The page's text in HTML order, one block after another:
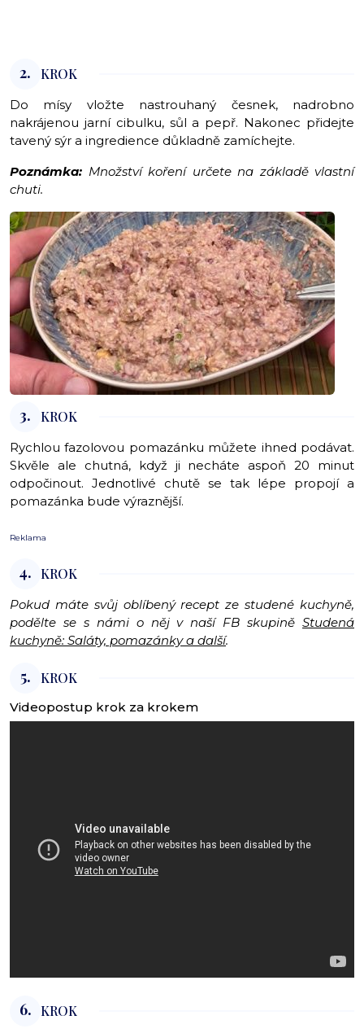
2. KROK
Do mísy vložte nastrouhaný česnek, nadrobno
nakrájenou jarní cibulku, sůl a pepř. Nakonec přidejte
tavený sýr a ingredience důkladně zamíchejte.
Poznámka: Množství koření určete na základě vlastní
chuti.
3. KROK
Rychlou fazolovou pomazánku můžete ihned podávat.
Skvěle ale chutná, když ji necháte aspoň 20 minut
odpočinout. Jednotlivé chutě se tak lépe propojí a
pomazánka bude výraznější.
Reklama
4. KROK
Pokud máte svůj oblíbený recept ze studené kuchyně,
podělte se s námi o něj v naší FB skupině Studená
kuchyně: Saláty, pomazánky a další.
5. KROK
Videopostup krok za krokem
6. KROK